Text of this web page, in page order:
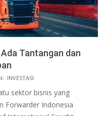
Tantangan dan
INVESTASI
sektor bisnis yang
Forwarder Indonesia